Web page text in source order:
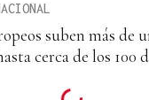
suben más de
cerca de los 100